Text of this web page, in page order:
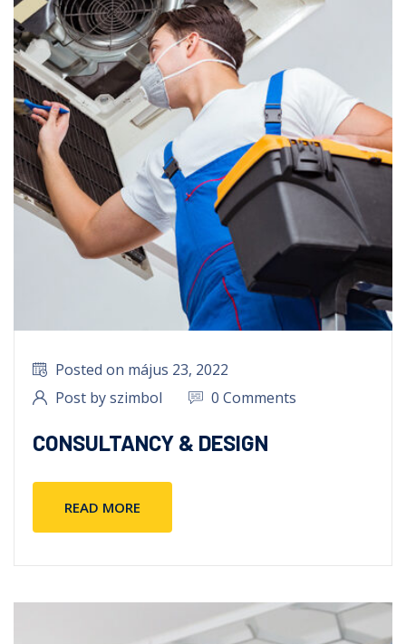
Posted on május 23, 2022
Post by szimbol
0 Comments
CONSULTANCY & DESIGN
READ MORE